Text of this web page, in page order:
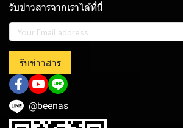
รับข่าวสารจากเราได้ที่นี่
รับข่าวสาร
@beenas